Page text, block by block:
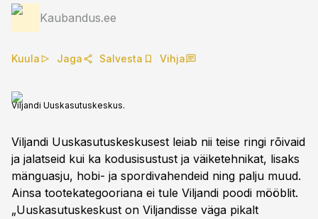
Kaubandus.ee
Kuula Jaga Salvesta Vihja
Viljandi Uuskasutuskeskus.
Viljandi Uuskasutuskeskusest leiab nii teise ringi rõivaid
ja jalatseid kui ka kodusisustust ja väiketehnikat, lisaks
mänguasju, hobi- ja spordivahendeid ning palju muud.
Ainsa tootekategooriana ei tule Viljandi poodi mööblit.
„Uuskasutuskeskust on Viljandisse väga pikalt